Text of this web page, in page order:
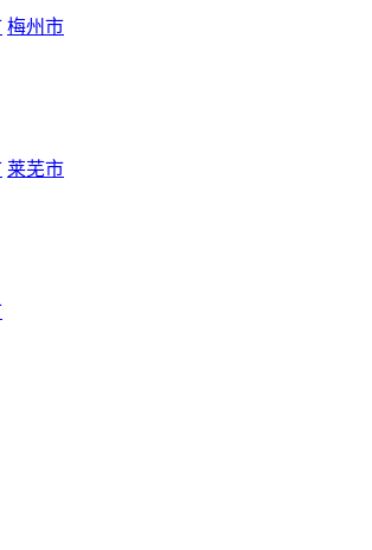
梅州市
莱芜市